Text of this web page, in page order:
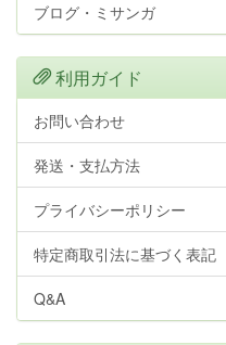
ブログ・ミサンガ
利用ガイド
お問い合わせ
発送・支払方法
プライバシーポリシー
特定商取引法に基づく表記
Q&A